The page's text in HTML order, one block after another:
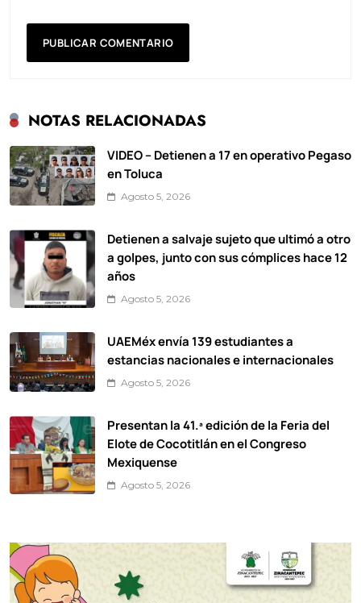
NOTAS RELACIONADAS
VIDEO – Detienen a 17 en operativo Pegaso
en Toluca
Agosto 5, 2026
Detienen a salvaje sujeto que ultimó a otro
a golpes, junto con sus cómplices hace 12
años
Agosto 5, 2026
UAEMéx envía 139 estudiantes a
estancias nacionales e internacionales
Agosto 5, 2026
Presentan la 41.ª edición de la Feria del
Elote de Cocotitlán en el Congreso
Mexiquense
Agosto 5, 2026